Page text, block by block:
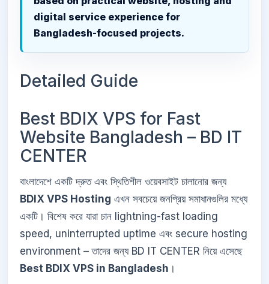
digital service experience for
Bangladesh-focused projects.
Detailed Guide
Best BDIX VPS for Fast
Website Bangladesh – BD IT
CENTER
বাংলাদেশে একটি দ্রুত এবং স্থিতিশীল ওয়েবসাইট চালানোর জন্য
BDIX VPS Hosting এখন সবচেয়ে জনপ্রিয় সমাধানগুলির মধ্যে
একটি। বিশেষ করে যারা চান lightning-fast loading
speed, uninterrupted uptime এবং secure hosting
environment – তাদের জন্য BD IT CENTER নিয়ে এসেছে
Best BDIX VPS in Bangladesh ।